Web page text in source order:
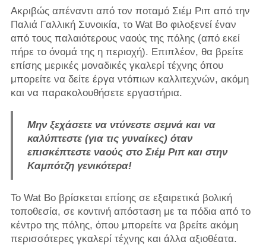
Ακριβώς απέναντι από τον ποταμό Σιέμ Ριπ από την
Παλιά Γαλλική Συνοικία, το Wat Bo φιλοξενεί έναν
από τους παλαιότερους ναούς της πόλης (από εκεί
πήρε το όνομά της η περιοχή). Επιπλέον, θα βρείτε
επίσης μερικές μοναδικές γκαλερί τέχνης όπου
μπορείτε να δείτε έργα ντόπιων καλλιτεχνών, ακόμη
και να παρακολουθήσετε εργαστήρια.
Μην ξεχάσετε να ντύνεστε σεμνά και να
καλύπτεστε (για τις γυναίκες) όταν
επισκέπτεστε ναούς στο Σιέμ Ριπ και στην
Καμπότζη γενικότερα!
Το Wat Bo βρίσκεται επίσης σε εξαιρετικά βολική
τοποθεσία, σε κοντινή απόσταση με τα πόδια από το
κέντρο της πόλης, όπου μπορείτε να βρείτε ακόμη
περισσότερες γκαλερί τέχνης και άλλα αξιοθέατα.